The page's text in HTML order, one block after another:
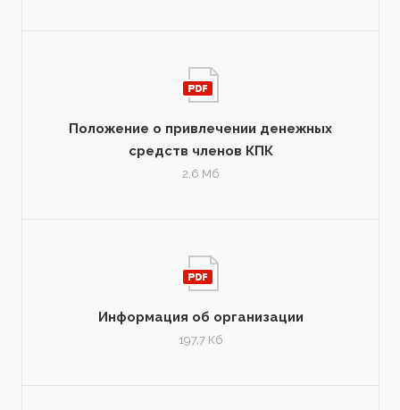
Положение о привлечении денежных
средств членов КПК
2,6 Мб
Информация об организации
197,7 Кб